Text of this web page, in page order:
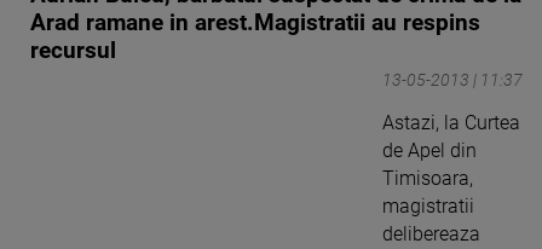
Arad ramane in arest.Magistratii au respins
recursul
13-05-2013 | 11:37
Astazi, la Curtea
de Apel din
Timisoara,
magistratii
delibereaza